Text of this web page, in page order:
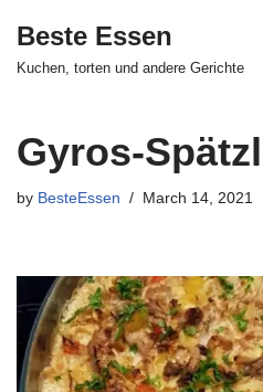
Skip
Beste Essen
Kuchen, torten und andere Gerichte
Gyros-
by BesteEssen March 14, 2021